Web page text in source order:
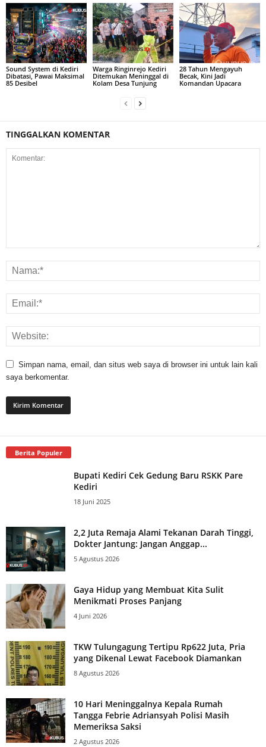
Sound System di Kediri
Dibatasi, Pawai Maksimal
85 Desibel
Warga Ringinrejo Kediri
Ditemukan Meninggal di
Kolam Desa Tunjung
28 Tahun Mengayuh
Becak, Kini Jadi
Komandan Upacara
TINGGALKAN KOMENTAR
Simpan nama, email, dan situs web saya di browser ini untuk lain kali
saya berkomentar.
Berita Populer
Bupati Kediri Cek Gedung Baru RSKK Pare
Kediri
18 Juni 2025
2,2 Juta Remaja Alami Tekanan Darah Tinggi,
Dokter Jantung: Jangan Anggap...
5 Agustus 2026
Gaya Hidup yang Membuat Kita Sulit
Menikmati Proses Panjang
4 Juni 2026
TKW Tulungagung Tertipu Rp622 Juta, Pria
yang Dikenal Lewat Facebook Diamankan
8 Agustus 2026
10 Hari Meninggalnya Kepala Rumah
Tangga Febrie Adriansyah Polisi Masih
Memeriksa Saksi
2 Agustus 2026